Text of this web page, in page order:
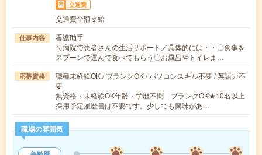
交通費
交通費全額支給
仕事内容
看護助手
＼病院で患者さんの生活サポート／具体的には・・〇食事を
スプーンで運んで食べてもらう〇お風呂やトイレま…
応募資格
職種未経験OK / ブランクOK / パソコンスキル不要 / 英語力不
要
無資格・未経験OK年齢・学歴不問 ブランクOK★10名以上
採用予定履歴書は不要です。少しでも興味があ…
職場の雰囲気